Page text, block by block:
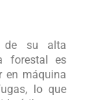
su alta
forestal es
en máquina
lo que